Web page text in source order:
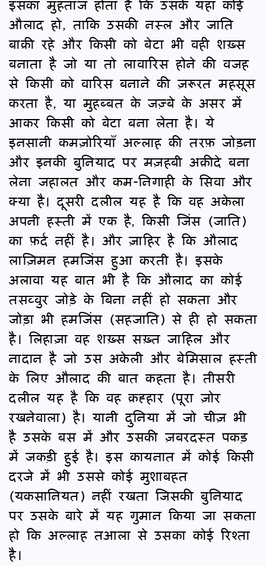
औलाद हो, ताकि उसकी नस्ल और जाति
बाक़ी रहे और किसी को बेटा भी वही शख़्स
बनाता है जो या तो लावारिस होने की वजह
से किसी को वारिस बनाने की ज़रूरत महसूस
करता है, या मुहब्बत के जज़्बे के असर में
आकर किसी को बेटा बना लेता है। ये
इनसानी कमज़ोरियाँ अल्लाह की तरफ़ जोड़ना
और इनकी बुनियाद पर मज़हबी अक़ीदे बना
लेना जहालत और कम-निगाही के सिवा और
क्या है। दूसरी दलील यह है कि वह अकेला
अपनी हस्ती में एक है, किसी जिंस (जाति)
का फ़र्द नहीं है। और ज़ाहिर है कि औलाद
लाज़िमन हमजिंस हुआ करती है। इसके
अलावा यह बात भी है कि औलाद का कोई
तसव्वुर जोड़े के बिना नहीं हो सकता और
जोड़ा भी हमजिंस (सहजाति) से ही हो सकता
है। लिहाज़ा वह शख़्स सख़्त जाहिल और
नादान है जो उस अकेली और बेमिसाल हस्ती
के लिए औलाद की बात कहता है। तीसरी
दलील यह है कि वह क़ह्हार (पूरा ज़ोर
रखनेवाला) है। यानी दुनिया में जो चीज़ भी
है उसके बस में और उसकी ज़बरदस्त पकड़
में जकड़ी हुई है। इस कायनात में कोई किसी
दरजे में भी उससे कोई मुशाबहत
(यकसानियत) नहीं रखता जिसकी बुनियाद
पर उसके बारे में यह गुमान किया जा सकता
हो कि अल्लाह तआला से उसका कोई रिश्ता
है।